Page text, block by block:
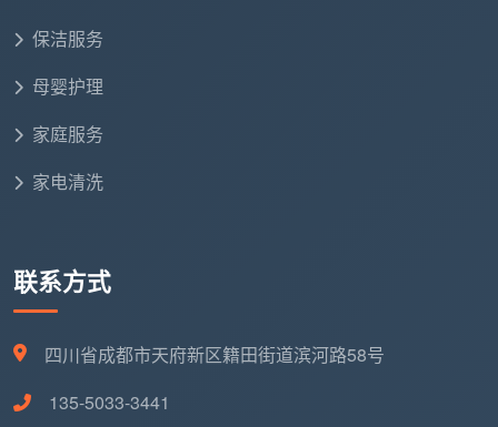
点铲除
全屋地面漆点腻子点胶点手工铲除，吸尘后深度湿拖
窗台石飘窗台粉尘及腻子点彻底清除
空调新风滤网简易拆卸除尘
开荒粉尘碎屑全部打包并移至小区指定堆放点
这12项做到位，新家才真正从“工地状态”切换为“可
入住状态”。你拿这份清单去问任何一家
保洁服务
母婴护理
家庭服务
家电清洗
联系方式
四川省成都市天府新区籍田街道滨河路58号
135-5033-3441